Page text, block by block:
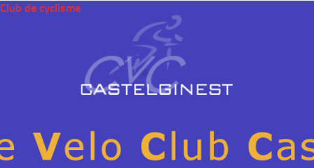
Club de cyclisme